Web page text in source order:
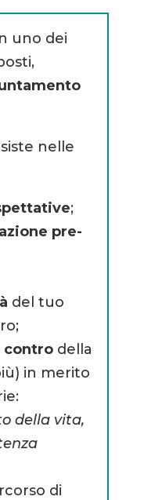
uno dei
nelle
;
pre-
del tuo
controdella
in merito
della vita,
di